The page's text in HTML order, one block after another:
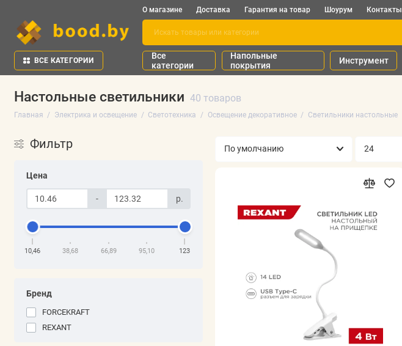
О магазине Доставка Гарантия на товар Шоурум Контакты
ВСЕ КАТЕГОРИИ
Все
категории
Напольные
покрытия
Инструмент
Настольные светильники 40 товаров
Главная Электрика и освещение Светотехника Освещение декоративное Светильники настольные
Фильтр
Цена
- р.
10,46 38,68 66,89 95,10 123
Бренд
FORCEKRAFT
REXANT